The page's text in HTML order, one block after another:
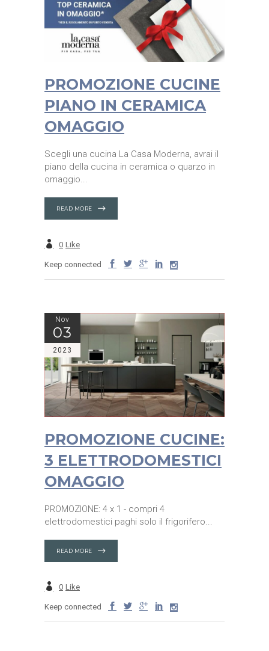
PROMOZIONE CUCINE
PIANO IN CERAMICA
OMAGGIO
Scegli una cucina La Casa Moderna, avrai il
piano della cucina in ceramica o quarzo in
omaggio
READ MORE
0 Like
Keep connected
Nov
03
2023
PROMOZIONE CUCINE:
3 ELETTRODOMESTICI
OMAGGIO
PROMOZIONE: 4 x 1 - compri 4
elettrodomestici paghi solo il frigorifero
READ MORE
0 Like
Keep connected